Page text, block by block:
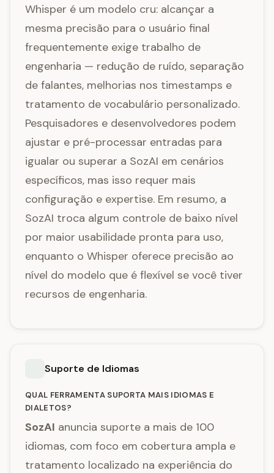
Whisper é um modelo cru: alcançar a
mesma precisão para o usuário final
frequentemente exige trabalho de
engenharia — redução de ruído, separação
de falantes, melhorias nos timestamps e
tratamento de vocabulário personalizado.
Pesquisadores e desenvolvedores podem
ajustar e pré-processar entradas para
igualar ou superar a SozAI em cenários
específicos, mas isso requer mais
configuração e expertise. Em resumo, a
SozAI troca algum controle de baixo nível
por maior usabilidade pronta para uso,
enquanto o Whisper oferece precisão ao
nível do modelo que é flexível se você tiver
recursos de engenharia.
Suporte de Idiomas
QUAL FERRAMENTA SUPORTA MAIS IDIOMAS E
DIALETOS?
SozAI anuncia suporte a mais de 100
idiomas, com foco em cobertura ampla e
tratamento localizado na experiência do